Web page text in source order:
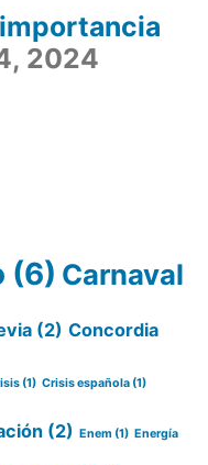
2024
(6) Carnaval
(2) Concordia
(1) Crisis española (1)
(2) Enem (1) Energía